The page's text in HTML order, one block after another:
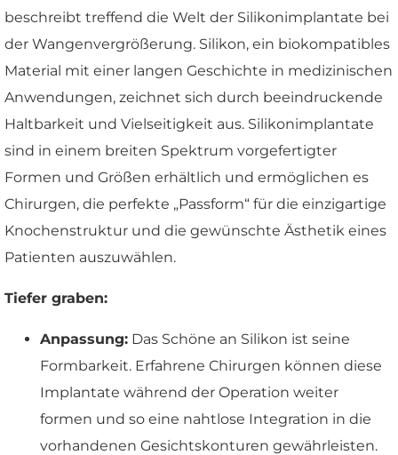
beschreibt treffend die Welt der Silikonimplantate bei
der Wangenvergrößerung. Silikon, ein biokompatibles
Material mit einer langen Geschichte in medizinischen
Anwendungen, zeichnet sich durch beeindruckende
Haltbarkeit und Vielseitigkeit aus. Silikonimplantate
sind in einem breiten Spektrum vorgefertigter
Formen und Größen erhältlich und ermöglichen es
Chirurgen, die perfekte „Passform“ für die einzigartige
Knochenstruktur und die gewünschte Ästhetik eines
Patienten auszuwählen.
Tiefer graben:
Anpassung: Das Schöne an Silikon ist seine
Formbarkeit. Erfahrene Chirurgen können diese
Implantate während der Operation weiter
formen und so eine nahtlose Integration in die
vorhandenen Gesichtskonturen gewährleisten.